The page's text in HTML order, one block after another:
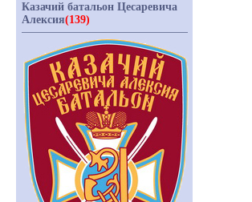
Казачий батальон Цесаревича
Алексия(139)